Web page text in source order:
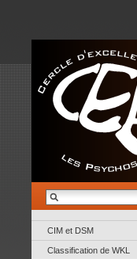
CIM et DSM
Classification de WKL